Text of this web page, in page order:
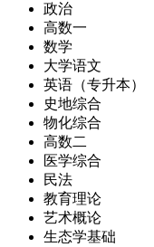
政治
高数一
数学
大学语文
英语（专升本）
史地综合
物化综合
高数二
医学综合
民法
教育理论
艺术概论
生态学基础